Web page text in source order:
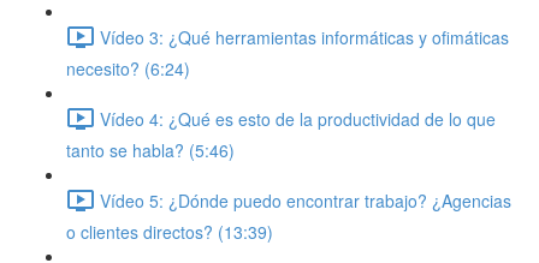
Vídeo 3: ¿Qué herramientas informáticas y ofimáticas
necesito? (6:24)
Vídeo 4: ¿Qué es esto de la productividad de lo que
tanto se habla? (5:46)
Vídeo 5: ¿Dónde puedo encontrar trabajo? ¿Agencias
o clientes directos? (13:39)